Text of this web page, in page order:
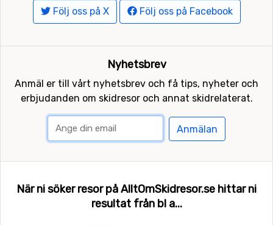
Följ oss på X Följ oss på Facebook
Nyhetsbrev
Anmäl er till vårt nyhetsbrev och få tips, nyheter och
erbjudanden om skidresor och annat skidrelaterat.
Anmälan
När ni söker resor på AlltOmSkidresor.se hittar ni
resultat från bl a...